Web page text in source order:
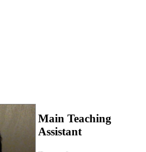
Main Teaching
Assistant